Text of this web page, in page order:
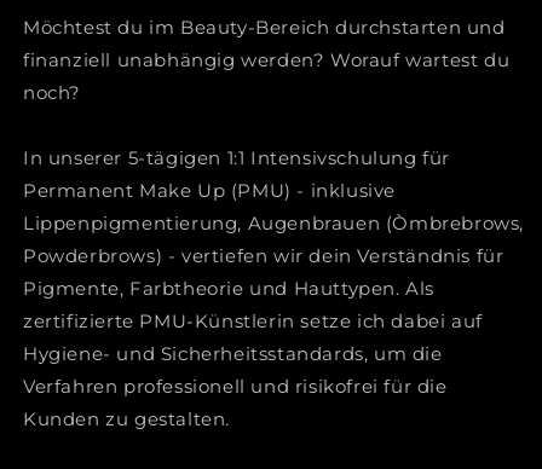
Möchtest du im Beauty-Bereich durchstarten und
finanziell unabhängig werden? Worauf wartest du
noch?
In unserer 5-tägigen 1:1 Intensivschulung für
Permanent Make Up (PMU) - inklusive
Lippenpigmentierung, Augenbrauen (Òmbrebrows,
Powderbrows) - vertiefen wir dein Verständnis für
Pigmente, Farbtheorie und Hauttypen. Als
zertifizierte PMU-Künstlerin setze ich dabei auf
Hygiene- und Sicherheitsstandards, um die
Verfahren professionell und risikofrei für die
Kunden zu gestalten.